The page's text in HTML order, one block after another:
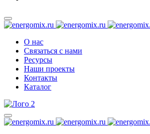
О нас
Связаться с нами
Ресурсы
Наши проекты
Контакты
Каталог